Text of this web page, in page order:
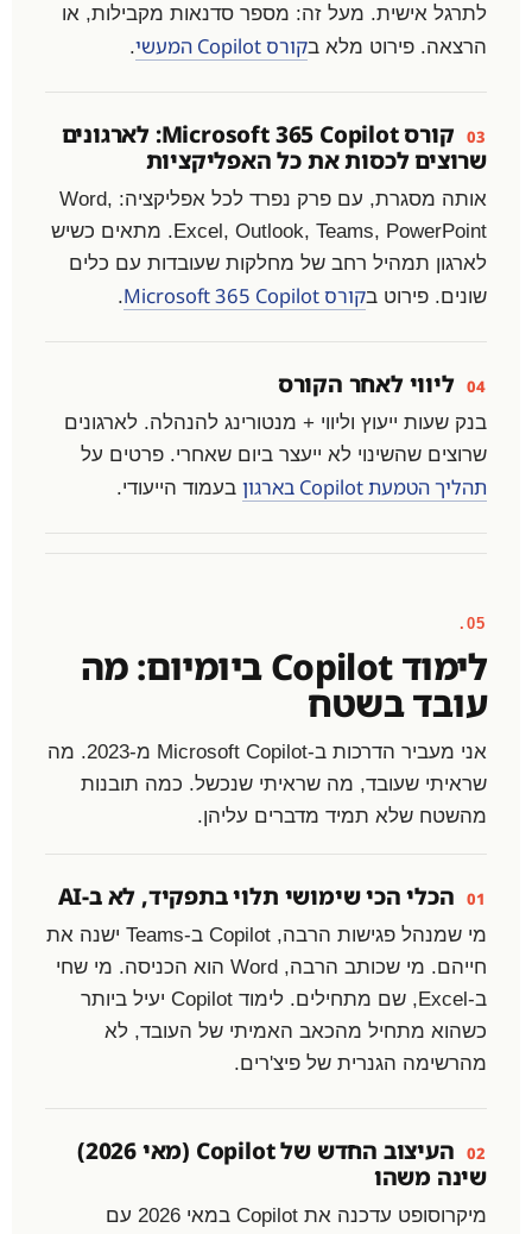
לתרגל אישית. מעל זה: מספר סדנאות מקבילות, או
הרצאה. פירוט מלא בקורס Copilot המעשי .
03
קורס Microsoft 365 Copilot: לארגונים
שרוצים לכסות את כל האפליקציות
אותה מסגרת, עם פרק נפרד לכל אפליקציה: Word,
Excel, Outlook, Teams, PowerPoint. מתאים כשיש
לארגון תמהיל רחב של מחלקות שעובדות עם כלים
שונים. פירוט בקורס Microsoft 365 Copilot .
04 ליווי לאחר הקורס
בנק שעות ייעוץ וליווי + מנטורינג להנהלה. לארגונים
שרוצים שהשינוי לא ייעצר ביום שאחרי. פרטים על
תהליך הטמעת Copilot בארגון בעמוד הייעודי.
05.
לימוד Copilot ביומיום: מה
עובד בשטח
אני מעביר הדרכות ב-Microsoft Copilot מ-2023. מה
שראיתי שעובד, מה שראיתי שנכשל. כמה תובנות
מהשטח שלא תמיד מדברים עליהן.
01 הכלי הכי שימושי תלוי בתפקיד, לא ב-AI
מי שמנהל פגישות הרבה, Copilot ב-Teams ישנה את
חייהם. מי שכותב הרבה, Word הוא הכניסה. מי שחי
ב-Excel, שם מתחילים. לימוד Copilot יעיל ביותר
כשהוא מתחיל מהכאב האמיתי של העובד, לא
מהרשימה הגנרית של פיצ'רים.
02
העיצוב החדש של Copilot (מאי 2026)
שינה משהו
מיקרוסופט עדכנה את Copilot במאי 2026 עם